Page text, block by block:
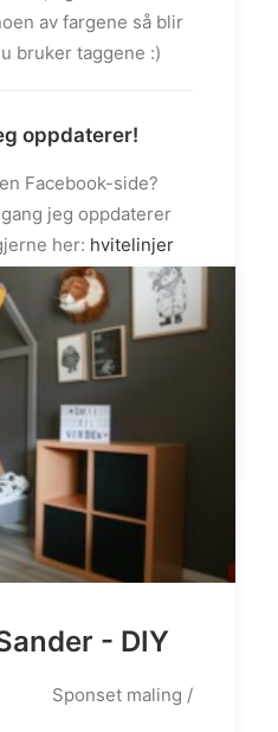
av fargene så blir
bruker taggene :)
oppdaterer!
Facebook-side?
jeg oppdaterer
her: hvitelinjer
@white.interior/
- DIY
Sponset maling /